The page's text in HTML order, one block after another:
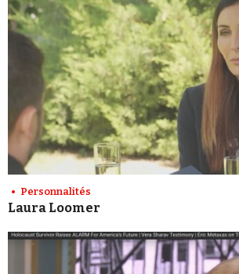
Personnalités
Laura Loomer